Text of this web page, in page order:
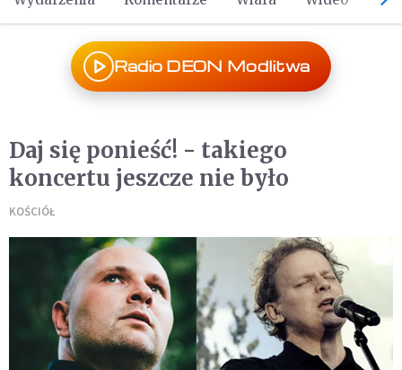
Radio DEON Modlitwa
Daj się ponieść! - takiego
koncertu jeszcze nie było
KOŚCIÓŁ